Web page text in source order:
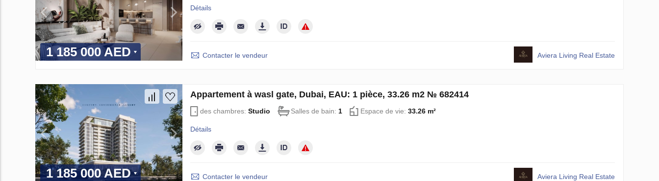
1 185 000 AED
Détails
Contacter le vendeur Aviera Living Real Estate
1 185 000 AED
Appartement à wasl gate, Dubai, EAU: 1 pièce, 33.26 m2 № 682414
des chambres: Studio Salles de bain: 1 Espace de vie: 33.26 m²
Détails
Contacter le vendeur Aviera Living Real Estate